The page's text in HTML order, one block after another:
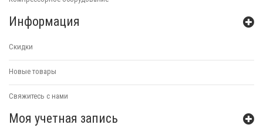
Информация
Скидки
Новые товары
Свяжитесь с нами
Моя учетная запись